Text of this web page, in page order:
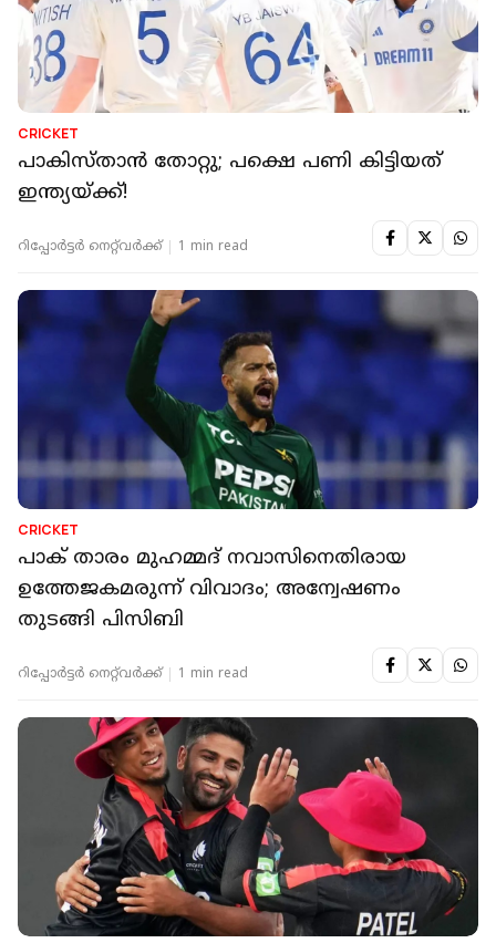
CRICKET
പാകിസ്താൻ തോറ്റു; പക്ഷെ പണി കിട്ടിയത്
ഇന്ത്യയ്ക്ക്!
റിപ്പോർട്ടർ നെറ്റ്‌വര്‍ക്ക്‌ 1 min read
CRICKET
പാക് താരം മുഹമ്മദ് നവാസിനെതിരായ
ഉത്തേജകമരുന്ന് വിവാദം; അന്വേഷണം
തുടങ്ങി പിസിബി
റിപ്പോർട്ടർ നെറ്റ്‌വര്‍ക്ക്‌ 1 min read